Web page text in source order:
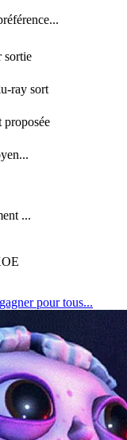
sortie
ray sort
...
pour tous...